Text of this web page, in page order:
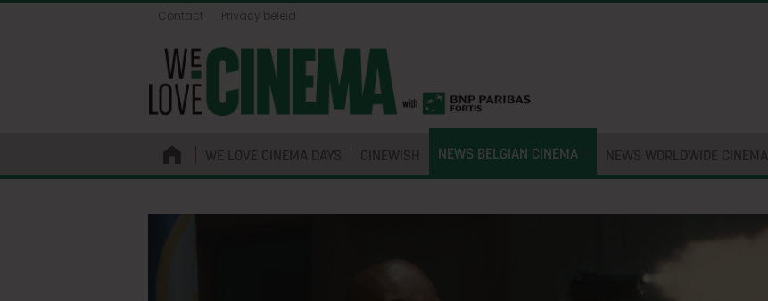
Contact Privacy beleid
WE LOVE CINEMA DAYS CINEWISH NEWS BELGIAN CINEMA NEWS WORLDWIDE CINEMA